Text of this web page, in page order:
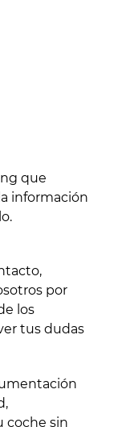
que
información
por
los
tus dudas
coche sin